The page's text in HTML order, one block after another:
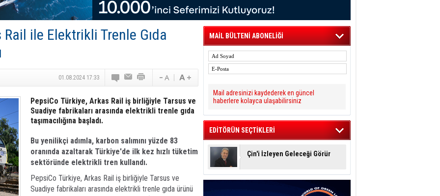
in June, Up 8.5%
ile Güçlendirdi
Saadia Zahidi Getirildi. IATA Tarihinde İlk
Zahidi as Director General
Ankara ile Hizmet Ağını Güçlendirdi
10 Adet T520 Çekici Teslim Etti
ile Elektrikli Trenle Gıda
01.08.2024 17:33
PepsiCo Türkiye, Arkas Rail iş birliğiyle Tarsus ve
Suadiye fabrikaları arasında elektrikli trenle gıda
taşımacılığına başladı.
Bu yenilikçi adımla, karbon salımını yüzde 83
oranında azaltarak Türkiye'de ilk kez hızlı tüketim
sektöründe elektrikli tren kullandı.
PepsiCo Türkiye, Arkas Rail iş birliğiyle Tarsus ve
Suadiye fabrikaları arasında elektrikli trenle gıda ürünü
MAİL BÜLTENİ ABONELİĞİ
Mail adresinizi kaydederek en güncel
haberlere kolayca ulaşabilirsiniz
EDİTÖRÜN SEÇTİKLERİ
Çin'i İzleyen Geleceği Görür